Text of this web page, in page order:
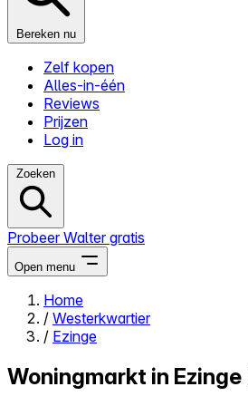
Bereken nu
Zelf kopen
Alles-in-één
Reviews
Prijzen
Log in
Zoeken
Probeer Walter gratis
Open menu
Close menu
Home
/ Westerkwartier
/ Ezinge
Woningmarkt in